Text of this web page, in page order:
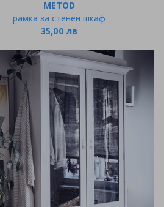
METOD
рамка за стенен шкаф
35,00 лв